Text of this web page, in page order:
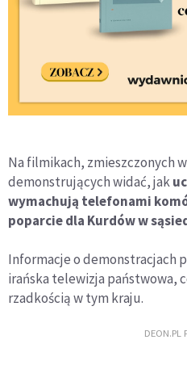
Na filmikach, zmieszczonych
demonstrujących widać, jak
wymachują telefonami
poparcie dla Kurdów w
Informacje o demonstracjach
irańska telewizja państwowa,
rzadkością w tym kraju.
DEON.PL